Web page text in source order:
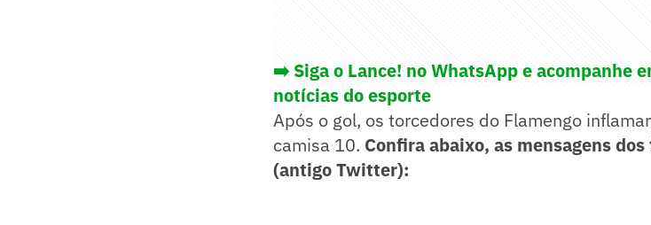
➡️ Siga o Lance! no WhatsApp e acompanhe
notícias do esporte
Após o gol, os torcedores do Flamengo
camisa 10. Confira abaixo, as mensagens
(antigo Twitter):